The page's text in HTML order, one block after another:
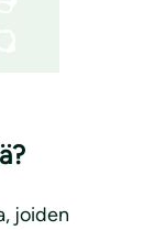
joiden